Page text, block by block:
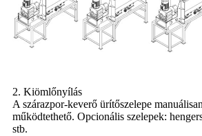
2. Kiömlőnyílás
A szárazpor-keverő ürítőszelepe
működtethető. Opcionális szelepek:
stb.